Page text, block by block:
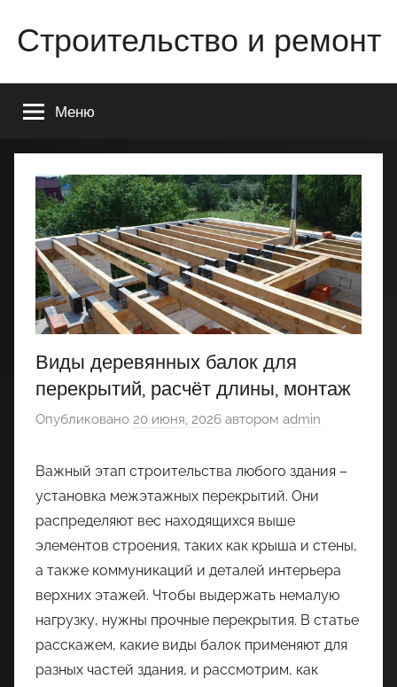
содержимому
Строительство и ремонт
строительстве
ремонте
Вашего
дома
квартиры
Меню
Виды деревянных балок для
перекрытий, расчёт длины, монтаж
Опубликовано 20 июня, 2026 автором admin
Важный этап строительства любого здания –
установка межэтажных перекрытий. Они
распределяют вес находящихся выше
элементов строения, таких как крыша и стены,
а также коммуникаций и деталей интерьера
верхних этажей. Чтобы выдержать немалую
нагрузку, нужны прочные перекрытия. В статье
расскажем, какие виды балок применяют для
разных частей здания, и рассмотрим, как